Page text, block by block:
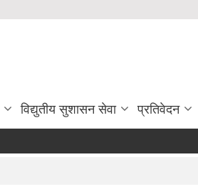
विद्युतीय सुशासन सेवा प्रतिवेदन